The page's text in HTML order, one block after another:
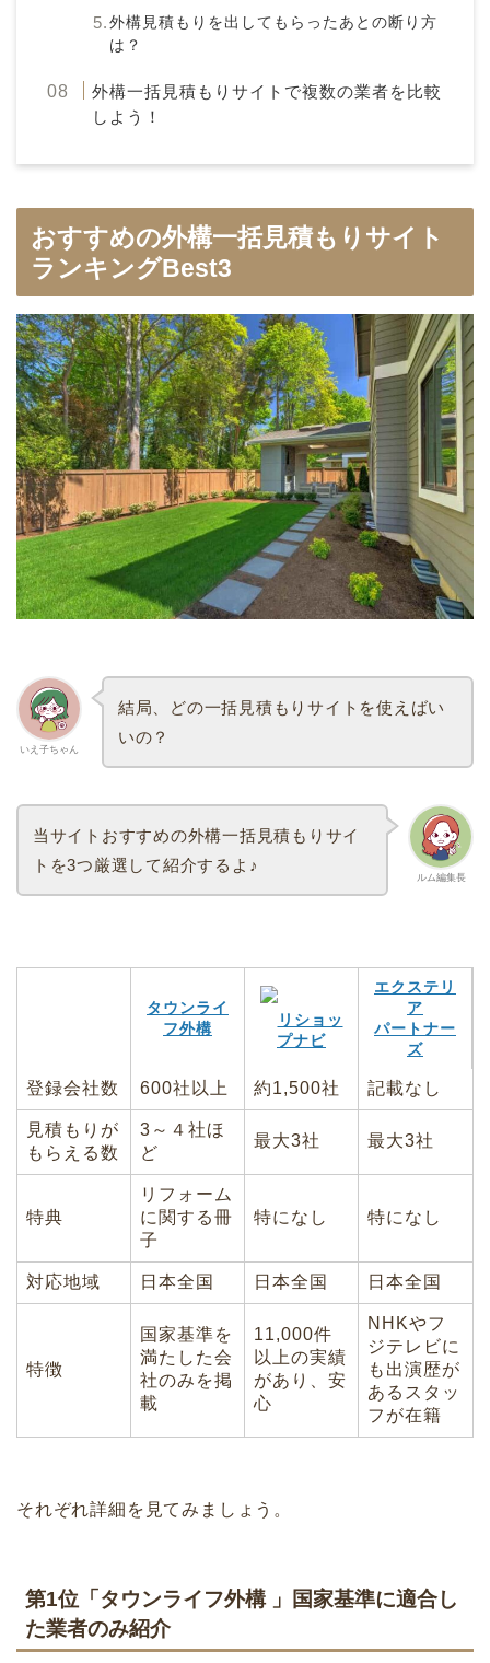
外構見積もりを出してもらったあとの断り方
は？
外構一括見積もりサイトで複数の業者を比較
しよう！
おすすめの外構一括見積もりサイト
ランキングBest3
いえ子ちゃん
結局、どの一括見積もりサイトを使えばい
いの？
ルム編集長
当サイトおすすめの外構一括見積もりサイ
トを3つ厳選して紹介するよ♪
タウンライ
フ外構
リショッ
プナビ
エクステリ
ア
パートナー
ズ
登録会社数 600社以上 約1,500社 記載なし
見積もりが
もらえる数
3～４社ほ
ど
最大3社 最大3社
特典
リフォーム
に関する冊
子
特になし 特になし
対応地域 日本全国 日本全国 日本全国
特徴
国家基準を
満たした会
社のみを掲
載
11,000件
以上の実績
があり、安
心
NHKやフ
ジテレビに
も出演歴が
あるスタッ
フが在籍
それぞれ詳細を見てみましょう。
第1位「タウンライフ外構 」国家基準に適合し
た業者のみ紹介